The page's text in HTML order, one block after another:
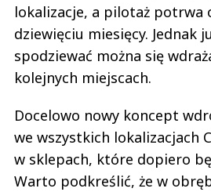
lokalizacje, a pilotaż potrwa
dziewięciu miesięcy. Jednak
spodziewać można się
kolejnych miejscach.
Docelowo nowy koncept
we wszystkich lokalizacjach
w sklepach, które dopiero
Warto podkreślić, że w